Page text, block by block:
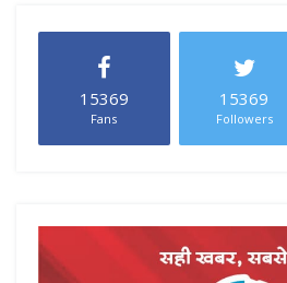
15369
Fans
15369
Followers